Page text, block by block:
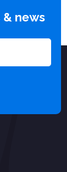
news